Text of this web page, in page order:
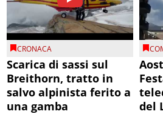
CRONACA
Scarica di sassi sul
Breithorn, tratto in
salvo alpinista ferito a
una gamba
del